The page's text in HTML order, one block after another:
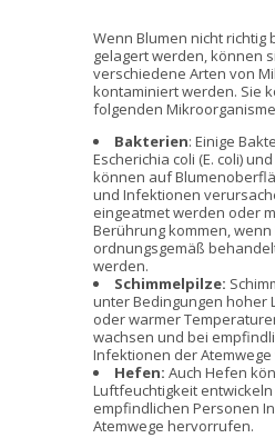
Wenn Blumen nicht richtig
gelagert werden, können
verschiedene Arten von
kontaminiert werden. Sie
folgenden
Bakterien: Einige
Escherichia coli (E. coli)
können auf
und Infektionen
eingeatmet werden oder
Berührung kommen,
ordnungsgemäß
werden.
Schimmelpilze:
unter Bedingungen hoher
oder warmer
wachsen und bei
Infektionen der
Hefen: Auch Hefen
Luftfeuchtigkeit
empfindlichen Personen
Atemwege hervorrufen.